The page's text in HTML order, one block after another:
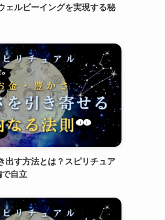
ェルビーイングを実現する秘
出す方法とは？スピリチュア
自立